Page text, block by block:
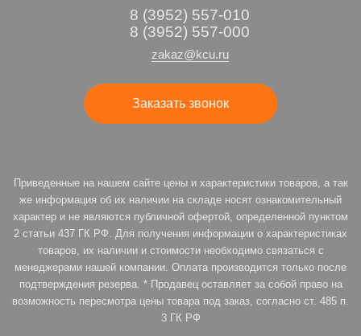
8 (3952) 557-010
8 (3952) 557-000
zakaz@kcu.ru
Заказать звонок
Приведенные на нашем сайте цены и характеристики товаров, а так
же информация об их наличии на складе носят ознакомительный
характер и не являются публичной офертой, определенной пунктом
2 статьи 437 ГК РФ. Для получения информации о характеристиках
товаров, их наличии и стоимости необходимо связаться с
менеджерами нашей компании. Оплата производится только после
подтверждения резерва. * Продавец оставляет за собой право на
возможность пересмотра цены товара под заказ, согласно ст. 485 п.
3 ГК РФ